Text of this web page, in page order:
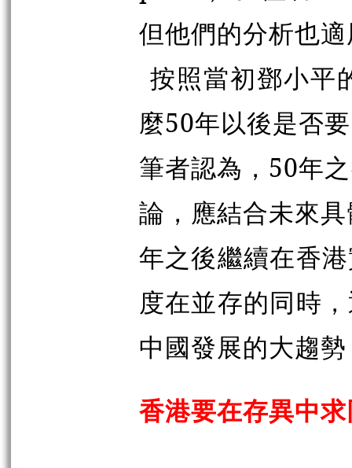
但他們的分析也
按照當初鄧小平
麼50年以後是否
筆者認為，50年
論，應結合未來
年之後繼續在香
度在並存的同時
中國發展的大趨
香港要在存異中